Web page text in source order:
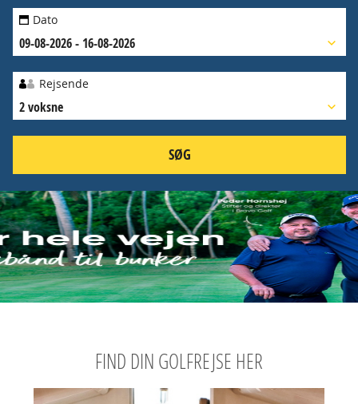
Dato
09-08-2026 - 16-08-2026
Rejsende
2 voksne
SØG
FIND DIN GOLFREJSE HER